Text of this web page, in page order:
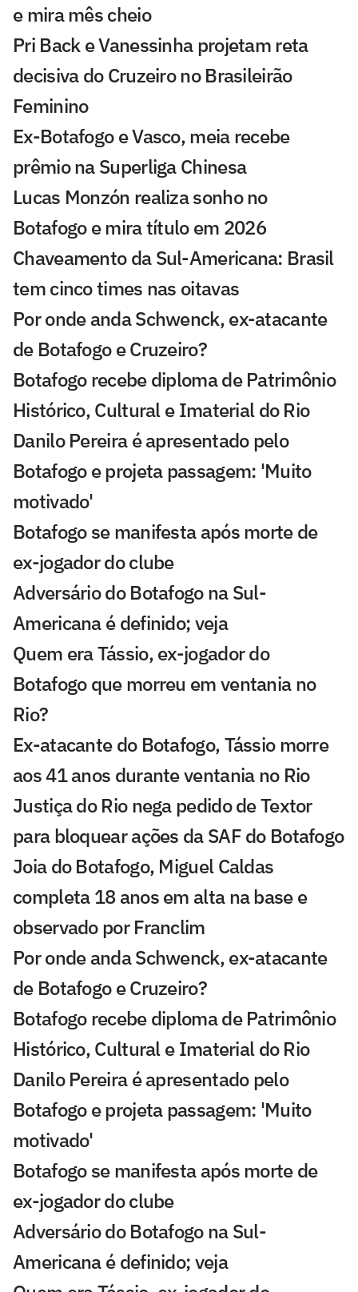
e mira mês cheio
Pri Back e Vanessinha projetam reta
decisiva do Cruzeiro no Brasileirão
Feminino
Ex-Botafogo e Vasco, meia recebe
prêmio na Superliga Chinesa
Lucas Monzón realiza sonho no
Botafogo e mira título em 2026
Chaveamento da Sul-Americana: Brasil
tem cinco times nas oitavas
Por onde anda Schwenck, ex-atacante
de Botafogo e Cruzeiro?
Botafogo recebe diploma de Patrimônio
Histórico, Cultural e Imaterial do Rio
Danilo Pereira é apresentado pelo
Botafogo e projeta passagem: 'Muito
motivado'
Botafogo se manifesta após morte de
ex-jogador do clube
Adversário do Botafogo na Sul-
Americana é definido; veja
Quem era Tássio, ex-jogador do
Botafogo que morreu em ventania no
Rio?
Ex-atacante do Botafogo, Tássio morre
aos 41 anos durante ventania no Rio
Justiça do Rio nega pedido de Textor
para bloquear ações da SAF do Botafogo
Joia do Botafogo, Miguel Caldas
completa 18 anos em alta na base e
observado por Franclim
Por onde anda Schwenck, ex-atacante
de Botafogo e Cruzeiro?
Botafogo recebe diploma de Patrimônio
Histórico, Cultural e Imaterial do Rio
Danilo Pereira é apresentado pelo
Botafogo e projeta passagem: 'Muito
motivado'
Botafogo se manifesta após morte de
ex-jogador do clube
Adversário do Botafogo na Sul-
Americana é definido; veja